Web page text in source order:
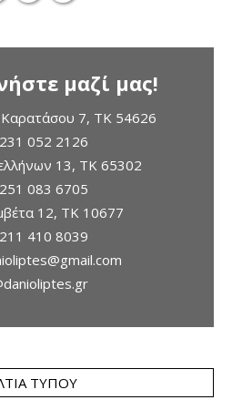
μαζί μας!
7, TK 54626
231 052 2126
13, ΤΚ 65302
251 083 6705
12, ΤΚ 10677
211 410 8039
ΤΎΠΟΥ